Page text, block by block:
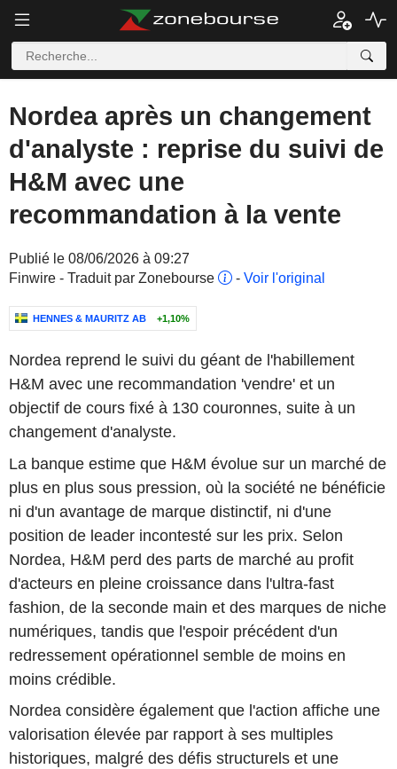
Nordea après un changement
d'analyste : reprise du suivi de
H&M avec une
recommandation à la vente
Publié le 08/06/2026 à 09:27
Finwire - Traduit par Zonebourse
- Voir l'original
HENNES & MAURITZ AB +1,10%
Nordea reprend le suivi du géant de l'habillement
H&M avec une recommandation 'vendre' et un
objectif de cours fixé à 130 couronnes, suite à un
changement d'analyste.
La banque estime que H&M évolue sur un marché de
plus en plus sous pression, où la société ne bénéficie
ni d'un avantage de marque distinctif, ni d'une
position de leader incontesté sur les prix. Selon
Nordea, H&M perd des parts de marché au profit
d'acteurs en pleine croissance dans l'ultra-fast
fashion, de la seconde main et des marques de niche
numériques, tandis que l'espoir précédent d'un
redressement opérationnel semble de moins en
moins crédible.
Nordea considère également que l'action affiche une
valorisation élevée par rapport à ses multiples
historiques, malgré des défis structurels et une